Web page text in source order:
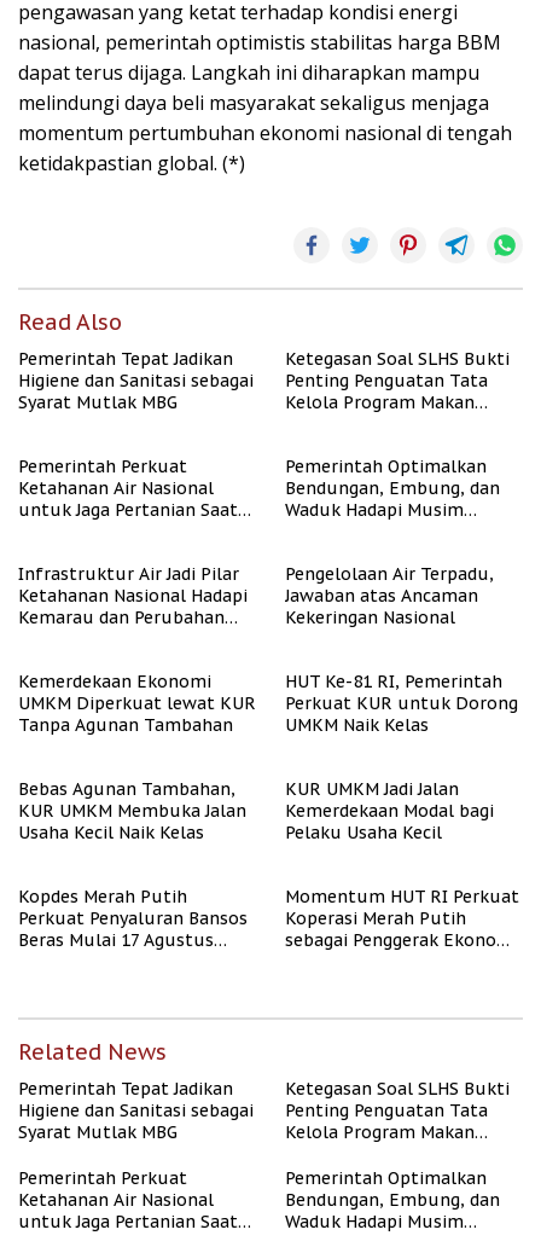
pengawasan yang ketat terhadap kondisi energi
nasional, pemerintah optimistis stabilitas harga BBM
dapat terus dijaga. Langkah ini diharapkan mampu
melindungi daya beli masyarakat sekaligus menjaga
momentum pertumbuhan ekonomi nasional di tengah
ketidakpastian global. (*)
Read Also
Pemerintah Tepat Jadikan
Higiene dan Sanitasi sebagai
Syarat Mutlak MBG
Ketegasan Soal SLHS Bukti
Penting Penguatan Tata
Kelola Program Makan
Pemerintah Perkuat
Ketahanan Air Nasional
untuk Jaga Pertanian Saat
Pemerintah Optimalkan
Bendungan, Embung, dan
Waduk Hadapi Musim
Infrastruktur Air Jadi Pilar
Ketahanan Nasional Hadapi
Kemarau dan Perubahan
Pengelolaan Air Terpadu,
Jawaban atas Ancaman
Kekeringan Nasional
Kemerdekaan Ekonomi
UMKM Diperkuat lewat KUR
Tanpa Agunan Tambahan
HUT Ke-81 RI, Pemerintah
Perkuat KUR untuk Dorong
UMKM Naik Kelas
Bebas Agunan Tambahan,
KUR UMKM Membuka Jalan
Usaha Kecil Naik Kelas
KUR UMKM Jadi Jalan
Kemerdekaan Modal bagi
Pelaku Usaha Kecil
Kopdes Merah Putih
Perkuat Penyaluran Bansos
Beras Mulai 17 Agustus
Momentum HUT RI Perkuat
Koperasi Merah Putih
sebagai Penggerak Ekonomi
Related News
Pemerintah Tepat Jadikan
Higiene dan Sanitasi sebagai
Syarat Mutlak MBG
Ketegasan Soal SLHS Bukti
Penting Penguatan Tata
Kelola Program Makan
Pemerintah Perkuat
Ketahanan Air Nasional
untuk Jaga Pertanian Saat
Pemerintah Optimalkan
Bendungan, Embung, dan
Waduk Hadapi Musim